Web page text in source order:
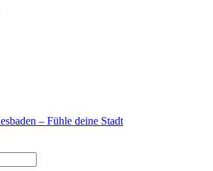
– Fühle deine Stadt